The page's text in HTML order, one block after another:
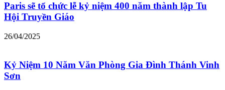
Paris sẽ tổ chức lễ kỷ niệm 400 năm thành lập Tu
Hội Truyền Giáo
26/04/2025
Kỷ Niệm 10 Năm Văn Phòng Gia Đình Thánh Vinh
Sơn